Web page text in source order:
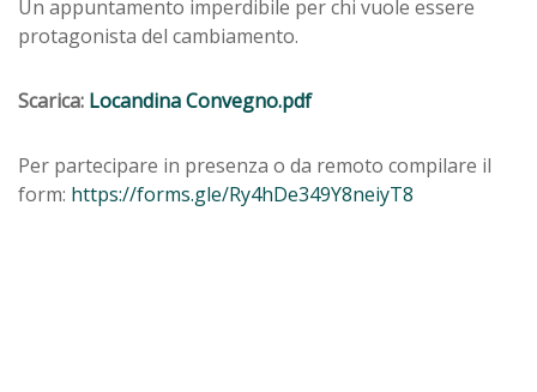
Un appuntamento imperdibile per chi vuole essere
protagonista del cambiamento.
Scarica: Locandina Convegno.pdf
Per partecipare in presenza o da remoto compilare il
form: https://forms.gle/Ry4hDe349Y8neiyT8